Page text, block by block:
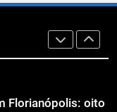
ACI OCESC
com as
Florianópolis: oito